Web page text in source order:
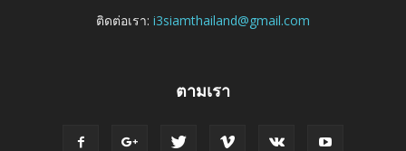
ติดต่อเรา: i3siamthailand@gmail.com
ตามเรา